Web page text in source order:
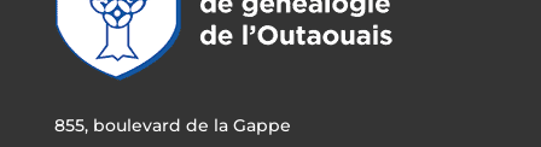
855, boulevard de la Gappe